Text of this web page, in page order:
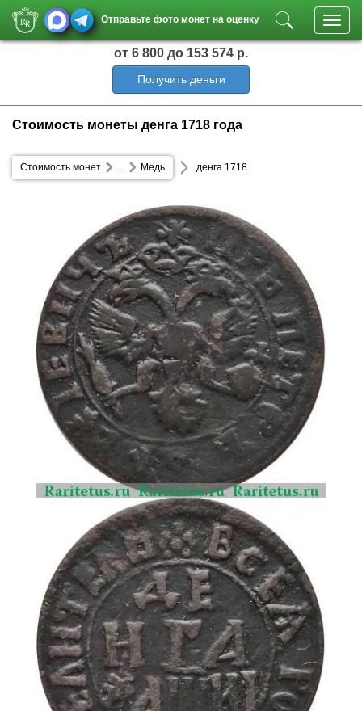
Отправьте фото монет на оценку
от 6 800 до 153 574 р.
Получить деньги
Стоимость монеты денга 1718 года
Стоимость монет Медь
... денга 1718